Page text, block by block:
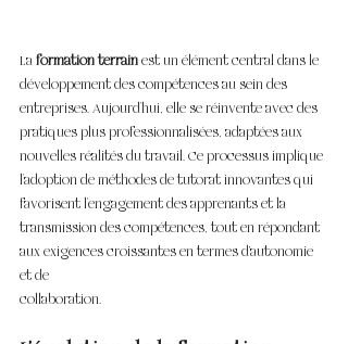
La formation terrain est un élément central dans le
développement des compétences au sein des
entreprises. Aujourd'hui, elle se réinvente avec des
pratiques plus professionnalisées, adaptées aux
nouvelles réalités du travail. Ce processus implique
l'adoption de méthodes de tutorat innovantes qui
favorisent l'engagement des apprenants et la
transmission des compétences, tout en répondant
aux exigences croissantes en termes d’autonomie
et de
collaboration.